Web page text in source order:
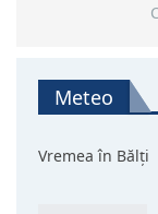
Meteo
Vremea în Bălți